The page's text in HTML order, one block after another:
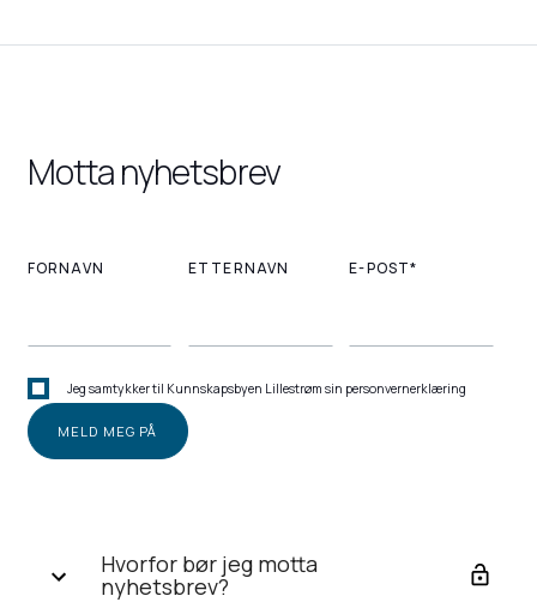
Motta nyhetsbrev
FORNAVN ETTERNAVN E-POST*
Jeg samtykker til Kunnskapsbyen Lillestrøm sin personvernerklæring
Hvorfor bør jeg motta
nyhetsbrev?